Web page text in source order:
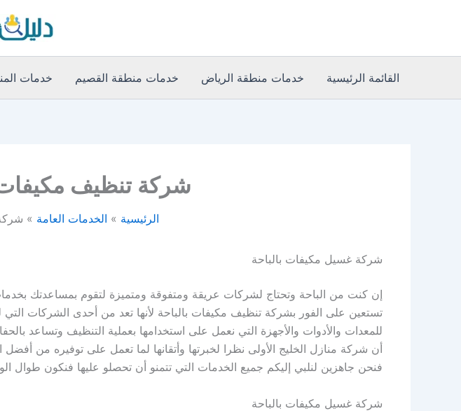
القائمة الرئيسية خدمات منطقة الرياض خدمات منطقة القصيم خدمات
شركة تنظيف مكيفات بالباحة
الرئيسية الخدمات العامة شركة
شركة غسيل مكيفات بالباحة
إن كنت من الباحة وتحتاج لشركات عريقة ومتفوقة ومتميزة لتقوم بمساعدتك
تستعين على الفور بشركة تنظيف مكيفات بالباحة لأنها تعد من أحدى الشركات
للمعدات والأدوات والأجهزة التي نعمل على استخدامها بعملية التنظيف وتساعد
أن شركة منازل الخليج الأولى نظرا لخبرتها وأتقانها لما تعمل على توفيره من
فنحن جاهزين لنلبي إليكم جميع الخدمات التي تتمنو أن تحصلو عليها فنكون طوال
شركة غسيل مكيفات بالباحة